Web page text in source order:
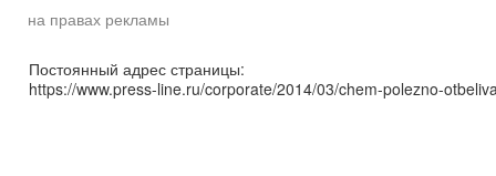
на правах рекламы
Постоянный адрес страницы:
https://www.press-line.ru/corporate/2014/03/chem-polezno-